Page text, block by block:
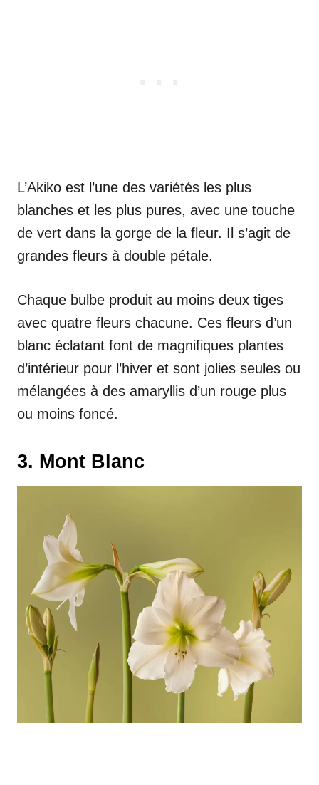
L’Akiko est l’une des variétés les plus
blanches et les plus pures, avec une touche
de vert dans la gorge de la fleur. Il s’agit de
grandes fleurs à double pétale.
Chaque bulbe produit au moins deux tiges
avec quatre fleurs chacune. Ces fleurs d’un
blanc éclatant font de magnifiques plantes
d’intérieur pour l’hiver et sont jolies seules ou
mélangées à des amaryllis d’un rouge plus
ou moins foncé.
3. Mont Blanc